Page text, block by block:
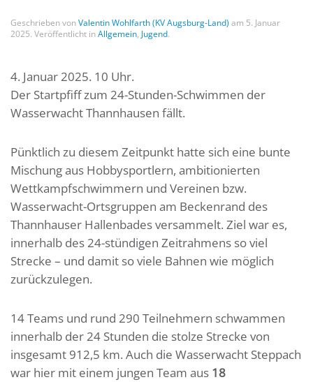
Geschrieben vonValentin Wohlfarth (KV Augsburg-Land) am 5. Januar
2025. Veröffentlicht inAllgemein, Jugend.
4. Januar 2025. 10 Uhr.
Der Startpfiff zum 24-Stunden-Schwimmen der
Wasserwacht Thannhausen fällt.
Pünktlich zu diesem Zeitpunkt hatte sich eine bunte
Mischung aus Hobbysportlern, ambitionierten
Wettkampfschwimmern und Vereinen bzw.
Wasserwacht-Ortsgruppen am Beckenrand des
Thannhauser Hallenbades versammelt. Ziel war es,
innerhalb des 24-stündigen Zeitrahmens so viel
Strecke – und damit so viele Bahnen wie möglich
zurückzulegen.
14 Teams und rund 290 Teilnehmern schwammen
innerhalb der 24 Stunden die stolze Strecke von
insgesamt 912,5 km. Auch die Wasserwacht Steppach
war hier mit einem jungen Team aus 18